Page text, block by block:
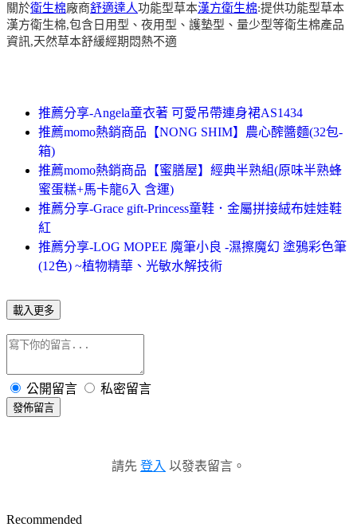
關於衛生棉廠商舒適達人功能型草本漢方衛生棉:提供功能型草本
漢方衛生棉,包含日用型、夜用型、護墊型、量少型等衛生棉產品
資訊,天然草本舒緩經期悶熱不適
推薦分享-Angela童衣著 可愛吊帶連身裙AS1434
推薦momo熱銷商品【NONG SHIM】農心醡醬麵(32包-
箱)
推薦momo熱銷商品【蜜膳屋】經典半熟組(原味半熟蜂
蜜蛋糕+馬卡龍6入 含運)
推薦分享-Grace gift-Princess童鞋．金屬拼接絨布娃娃鞋
紅
推薦分享-LOG MOPEE 魔筆小良 -濕擦魔幻 塗鴉彩色筆
(12色) ~植物精華、光敏水解技術
載入更多
公開留言 私密留言
發佈留言
請先 登入 以發表留言。
Recommended